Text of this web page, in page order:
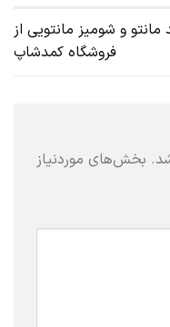
مانتو و شومیز مانتویی از
فروشگاه کمدشاپ
بخش‌های موردنیاز